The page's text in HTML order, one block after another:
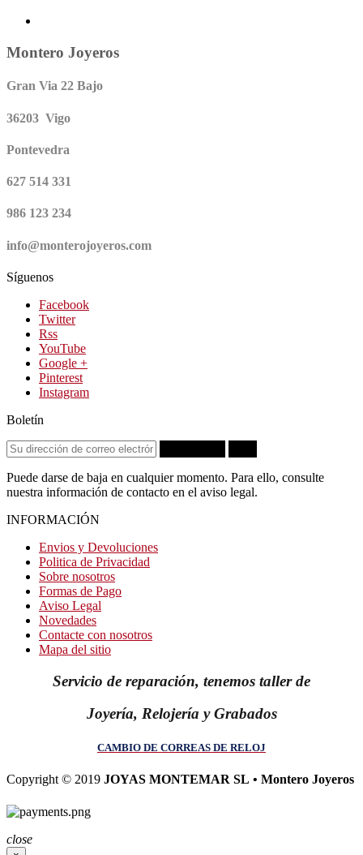
Montero Joyeros
Gran Via 22 Bajo
36203 Vigo
Pontevedra
627 514 331
986 123 234
info@monterojoyeros.com
Síguenos
Facebook
Twitter
Rss
YouTube
Google +
Pinterest
Instagram
Boletín
Puede darse de baja en cualquier momento. Para ello, consulte
nuestra información de contacto en el aviso legal.
INFORMACIÓN
Envios y Devoluciones
Politica de Privacidad
Sobre nosotros
Formas de Pago
Aviso Legal
Novedades
Contacte con nosotros
Mapa del sitio
Servicio de reparación, tenemos taller de
Joyería, Relojería y Grabados
CAMBIO DE CORREAS DE RELOJ
Copyright © 2019 JOYAS MONTEMAR SL • Montero Joyeros
close